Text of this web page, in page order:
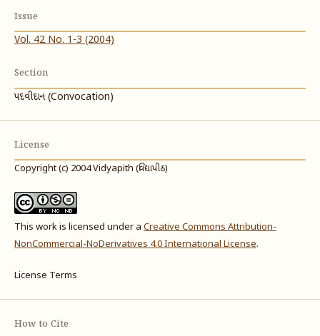
Issue
Vol. 42 No. 1-3 (2004)
Section
પદવીદાન (Convocation)
License
Copyright (c) 2004 Vidyapith (વિદ્યાપીઠ)
This work is licensed under a Creative Commons Attribution-
NonCommercial-NoDerivatives 4.0 International License.
License Terms
How to Cite